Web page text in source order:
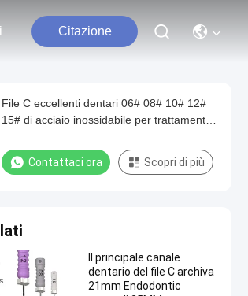
Citazione
File C eccellenti dentari 06# 08# 10# 12#
15# di acciaio inossidabile per trattamento
Contattaci ora Scopri di più
Il principale canale
dentario del file C archiva
21mm Endodontic